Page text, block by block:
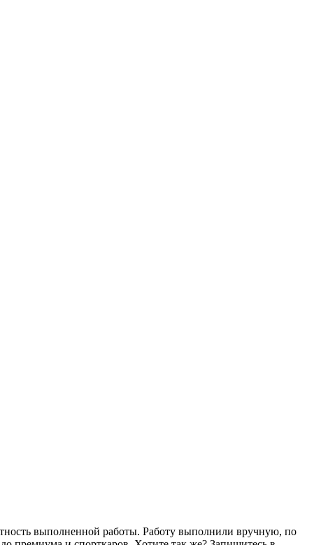
выполненной работы. Работу выполнили вручную, по